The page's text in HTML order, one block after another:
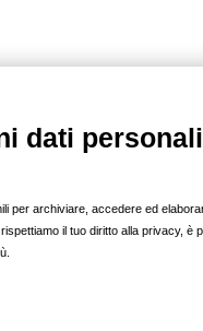
Posa
SOCIAL
dati
per archiviare, accedere ed
il tuo diritto alla privacy, è